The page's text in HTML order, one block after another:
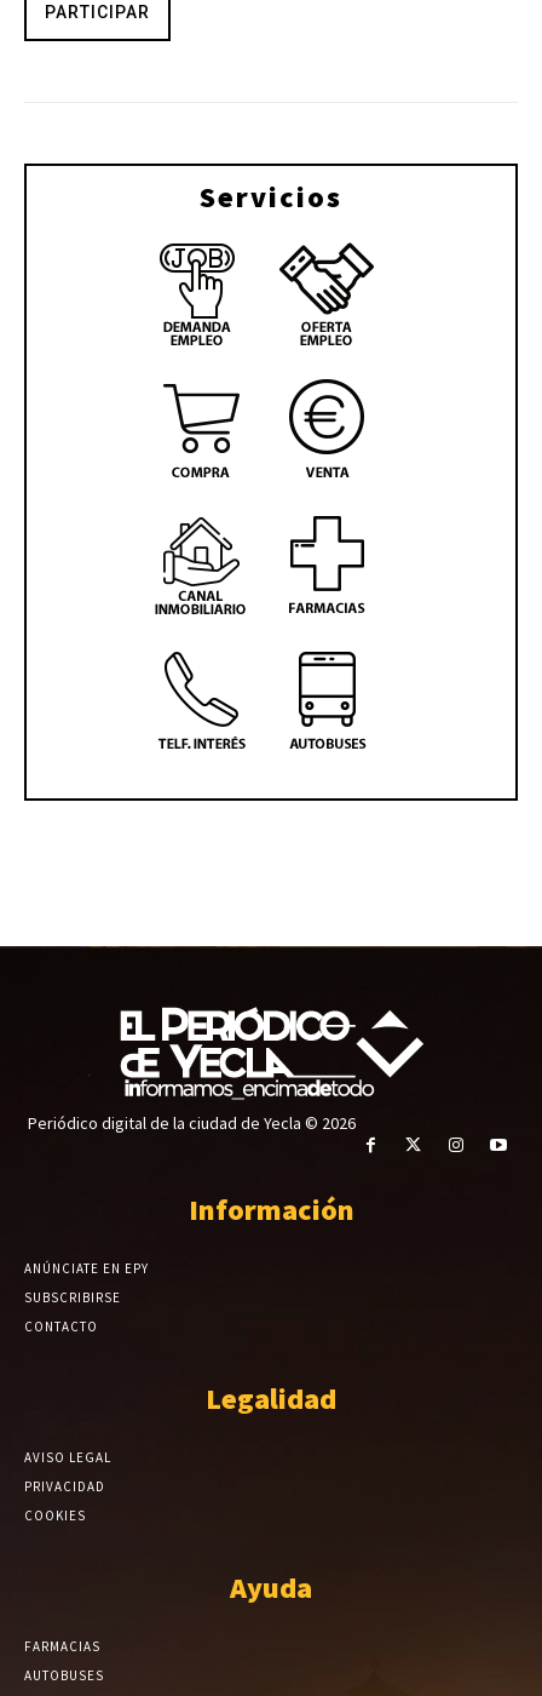
PARTICIPAR
Servicios
Periódico digital de la ciudad de Yecla © 2026
Información
ANÚNCIATE EN EPY
SUBSCRIBIRSE
CONTACTO
Legalidad
AVISO LEGAL
PRIVACIDAD
COOKIES
Ayuda
FARMACIAS
AUTOBUSES